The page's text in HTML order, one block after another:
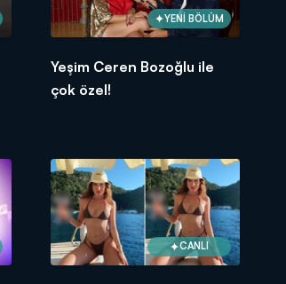
YENİ BÖLÜM
Yeşim Ceren Bozoğlu ile
çok özel!
CANLI